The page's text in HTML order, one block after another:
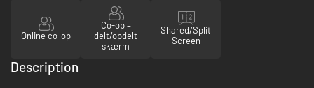
Online co-op
Co-op –
delt/opdelt
skærm
Shared/Split
Screen
Description